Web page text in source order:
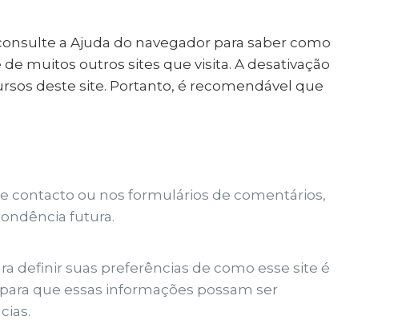
a Ajuda do navegador para saber como
muitos outros sites que visita. A desativação
deste site. Portanto, é recomendável que
contacto ou nos formulários de comentários,
futura.
definir suas preferências de como esse site é
que essas informações possam ser